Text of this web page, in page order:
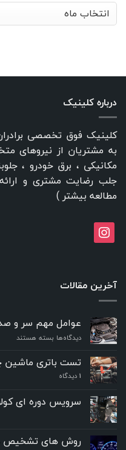
بایگانی‌ها
درباره کلینیک
کلینیک فوق تخصصی
به مشتریان از نیروهای
مکانیکی ، برق خودرو ،
جلب رضایت مشتری و
مطالعه بیشتر )
instagram
آخرین مقالات
عوامل مهم سر و
دیدگاه‌ها برای
مهم
سر
مشکوک
در
بسته هستند
تست باتری ماشین
۱ دیدگاه
سرویس دوره ای
روش های تشخیص